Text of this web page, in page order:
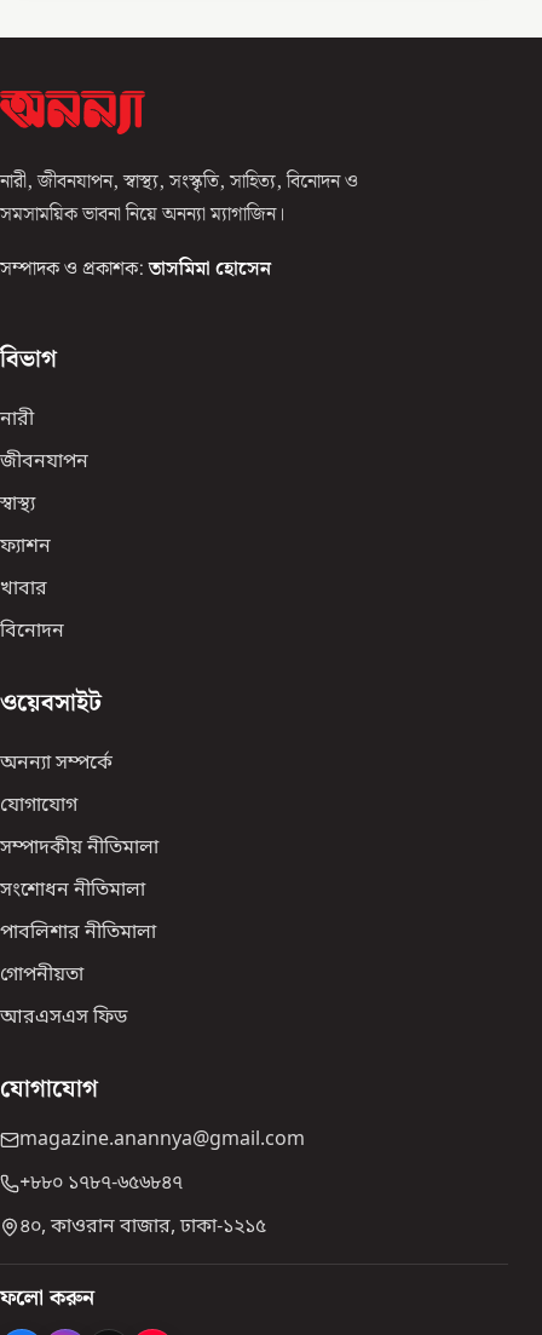
নারী, জীবনযাপন, স্বাস্থ্য, সংস্কৃতি, সাহিত্য, বিনোদন ও
সমসাময়িক ভাবনা নিয়ে অনন্যা ম্যাগাজিন।
সম্পাদক ও প্রকাশক: তাসমিমা হোসেন
বিভাগ
নারী
জীবনযাপন
স্বাস্থ্য
ফ্যাশন
খাবার
বিনোদন
ওয়েবসাইট
অনন্যা সম্পর্কে
যোগাযোগ
সম্পাদকীয় নীতিমালা
সংশোধন নীতিমালা
পাবলিশার নীতিমালা
গোপনীয়তা
আরএসএস ফিড
যোগাযোগ
magazine.anannya@gmail.com
+৮৮০ ১৭৮৭-৬৫৬৮৪৭
৪০, কাওরান বাজার, ঢাকা-১২১৫
ফলো করুন